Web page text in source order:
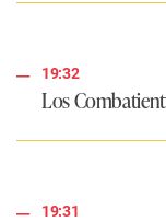
19:32
Los
19:31